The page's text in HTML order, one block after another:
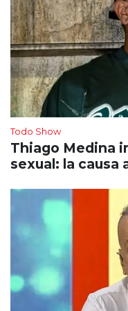
Todo Show
Thiago Medina
sexual: la causa